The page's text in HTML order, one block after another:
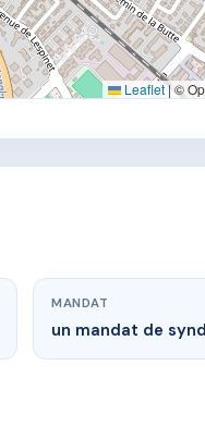
Leaflet|©
MANDAT
un mandat de